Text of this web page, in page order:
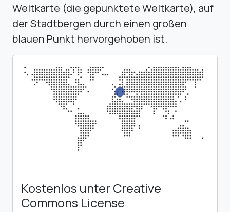
Weltkarte (die gepunktete Weltkarte), auf
der Stadtbergen durch einen großen
blauen Punkt hervorgehoben ist.
Kostenlos unter Creative
Commons License